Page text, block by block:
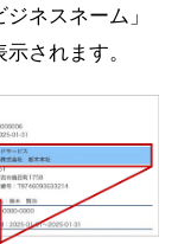
ネスネーム」
されます。